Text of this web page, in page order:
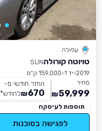
עפולה
טויוטה קורולהSUN
2019 יד 1
159,000 ק״מ
מחיר
59,999
₪
החזר חודשי מ-
670
₪לחודש*
תוספות לעיסקה
לפגישה בסוכנות